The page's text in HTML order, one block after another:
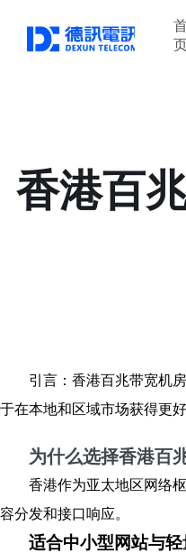
香港百
引言：香港百兆带宽机
于在本地和区域市场获得更好
为什么选择香港百
香港作为亚太地区网络
容分发和接口响应。
适合中小型网站与